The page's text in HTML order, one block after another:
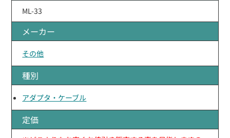
ML-33
メーカー
その他
種別
アダプタ・ケーブル
定価